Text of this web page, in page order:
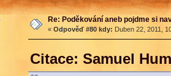
Re: Poděkování aneb pojdme si
« Odpověď #80 kdy: Duben 22, 2011,
Citace: Samuel